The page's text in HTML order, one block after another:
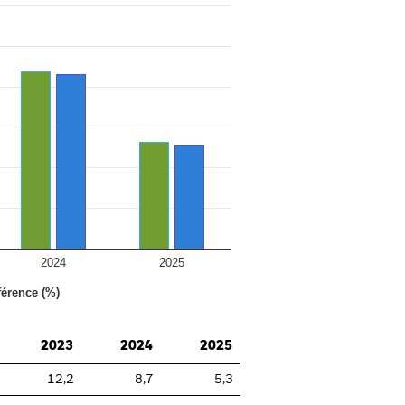
(%)
2024 2025
2023 2024 2025
12,2 8,7 5,3